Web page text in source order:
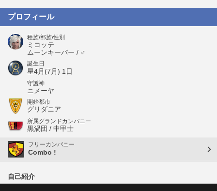
プロフィール
種族/部族/性別
ミコッテ
ムーンキーパー / ♂
誕生日
星4月(7月) 1日
守護神
ニメーヤ
開始都市
グリダニア
所属グランドカンパニー
黒渦団 / 中甲士
フリーカンパニー
Combo !
自己紹介